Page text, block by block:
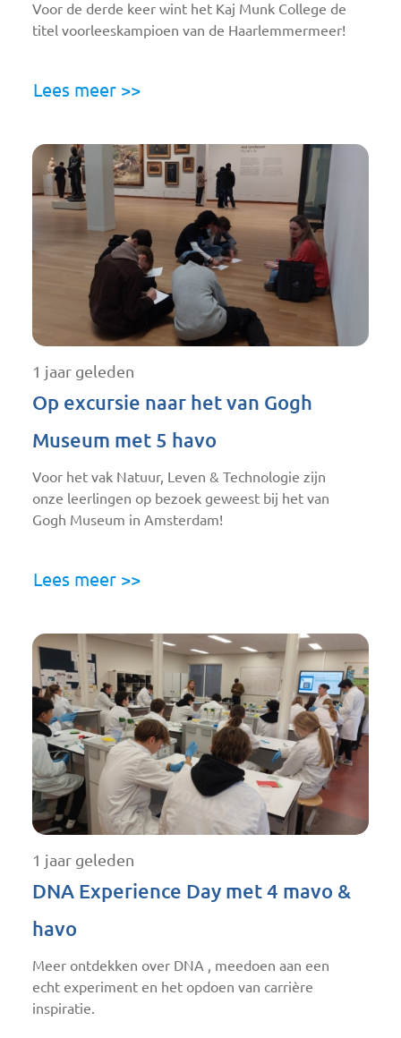
Voor de derde keer wint het Kaj Munk College de
titel voorleeskampioen van de Haarlemmermeer!
Lees meer >>
1 jaar geleden
Op excursie naar het van Gogh
Museum met 5 havo
Voor het vak Natuur, Leven & Technologie zijn
onze leerlingen op bezoek geweest bij het van
Gogh Museum in Amsterdam!
Lees meer >>
1 jaar geleden
DNA Experience Day met 4 mavo &
havo
Meer ontdekken over DNA , meedoen aan een
echt experiment en het opdoen van carrière
inspiratie.